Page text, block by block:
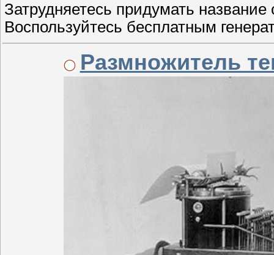
Затрудняетесь придумать
Воспользуйтесь бесплатным
Размножитель